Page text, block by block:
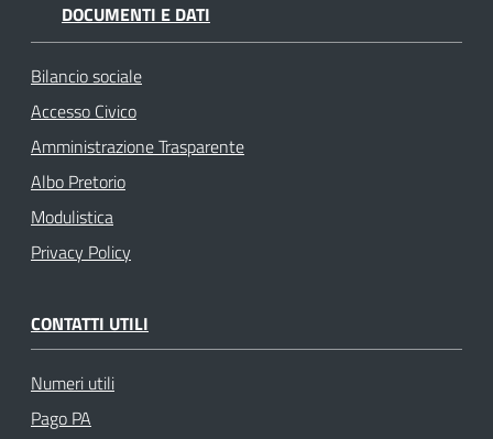
DOCUMENTI E DATI
Bilancio sociale
Accesso Civico
Amministrazione Trasparente
Albo Pretorio
Modulistica
Privacy Policy
CONTATTI UTILI
Numeri utili
Pago PA